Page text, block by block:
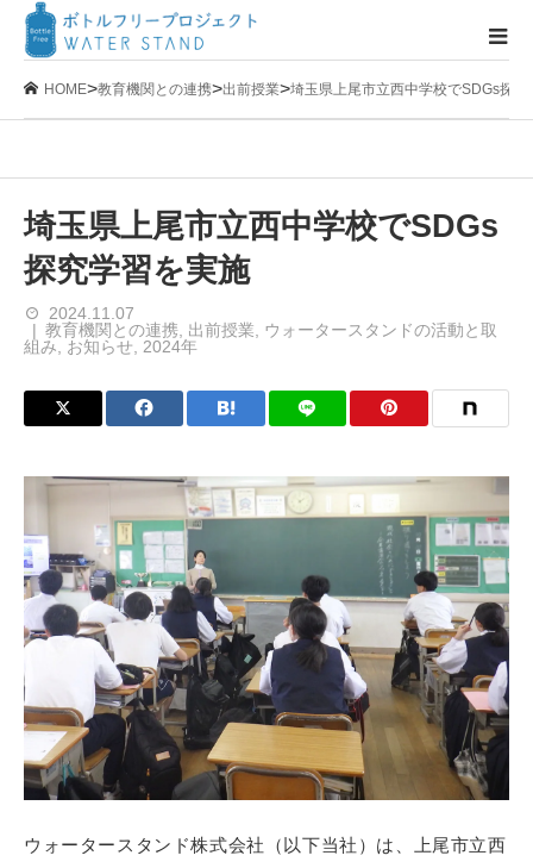
HOME>教育機関との連携>出前授業>埼玉県上尾市立西中学校でSDGs探究
埼玉県上尾市立西中学校でSDGs
探究学習を実施
2024.11.07
教育機関との連携 出前授業
ウォータースタンドの活動と取
組み
お知らせ 2024年
ウォータースタンド株式会社（以下当社）は、上尾市立西